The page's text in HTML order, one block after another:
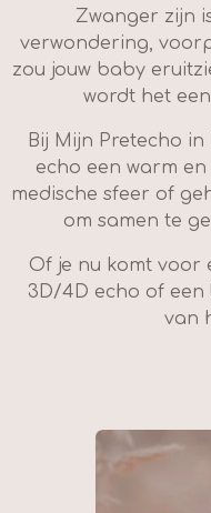
Zwanger zijn
verwondering,
zou jouw baby
wordt het
Bij Mijn Pretecho
echo een warm
medische sfeer of
om samen te
Of je nu komt voor
3D/4D echo of een
van